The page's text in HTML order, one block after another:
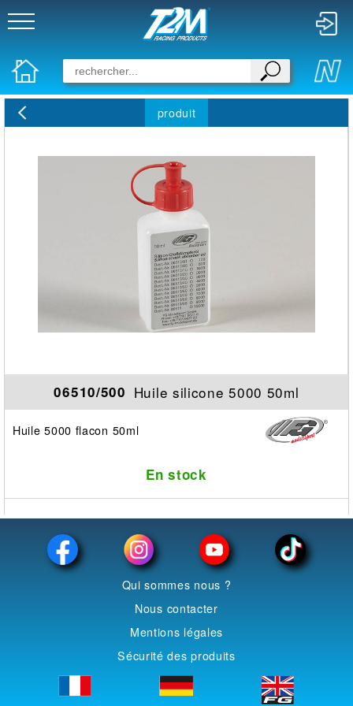
produit
06510/500 Huile silicone 5000 50ml
Huile 5000 flacon 50ml
En stock
Qui sommes nous ?
Nous contacter
Mentions légales
Sécurité des produits